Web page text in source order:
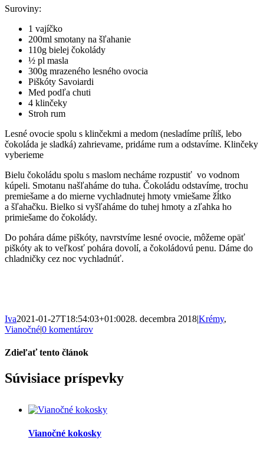
Suroviny:
1 vajíčko
200ml smotany na šľahanie
110g bielej čokolády
½ pl masla
300g mrazeného lesného ovocia
Piškóty Savoiardi
Med podľa chuti
4 klinčeky
Stroh rum
Lesné ovocie spolu s klinčekmi a medom (nesladíme príliš, lebo
čokoláda je sladká) zahrievame, pridáme rum a odstavíme. Klinčeky
vyberieme
Bielu čokoládu spolu s maslom necháme rozpustiť vo vodnom
kúpeli. Smotanu našľaháme do tuha. Čokoládu odstavíme, trochu
premiešame a do mierne vychladnutej hmoty vmiešame žĺtko
a šľahačku. Bielko si vyšľaháme do tuhej hmoty a zľahka ho
primiešame do čokolády.
Do pohára dáme piškóty, navrstvíme lesné ovocie, môžeme opäť
piškóty ak to veľkosť pohára dovolí, a čokoládovú penu. Dáme do
chladničky cez noc vychladnúť.
Iva2021-01-27T18:54:03+01:0028. decembra 2018|Krémy,
Vianočné|0 komentárov
Zdieľať tento článok
Facebook
WhatsApp
Pinterest
Email
Súvisiace príspevky
Vianočné kokosky